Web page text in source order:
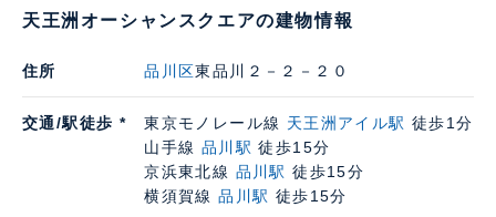
天王洲オーシャンスクエアの建物情報
住所 品川区東品川２－２－２０
交通/駅徒歩 * 東京モノレール線 天王洲アイル駅 徒歩1分
山手線 品川駅 徒歩15分
京浜東北線 品川駅 徒歩15分
横須賀線品川駅 徒歩15分